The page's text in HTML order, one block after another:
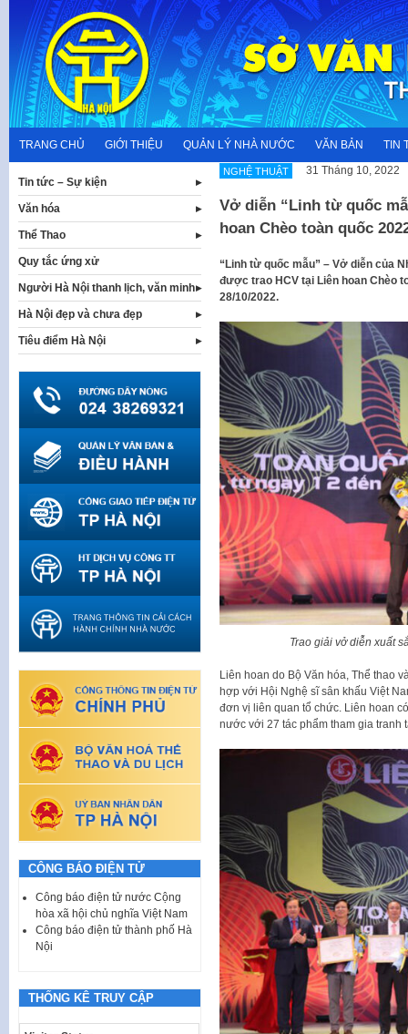
content
TRANG CHỦ GIỚI THIỆU QUẢN LÝ NHÀ NƯỚC VĂN BẢN TIN
NGHỆ THUẬT 31 Tháng 10, 2022
Vở diễn “Linh từ quốc
hoan Chèo toàn quốc
“Linh từ quốc mẫu” – Vở diễn của
được trao HCV tại Liên hoan Chèo
28/10/2022.
Trao giải vở diễn xuất
Liên hoan do Bộ Văn hóa, Thể thao
hợp với Hội Nghệ sĩ sân khấu Việt
đơn vị liên quan tổ chức. Liên hoan
nước với 27 tác phẩm tham gia tranh
Tin tức – Sự kiện
Văn hóa
Thể Thao
Quy tắc ứng xử
Người Hà Nội thanh lịch, văn minh
Hà Nội đẹp và chưa đẹp
Tiêu điểm Hà Nội
CÔNG BÁO ĐIỆN TỬ
Công báo điện tử nước Cộng
hòa xã hội chủ nghĩa Việt Nam
Công báo điện tử thành phố Hà
Nội
THỐNG KÊ TRUY CẬP